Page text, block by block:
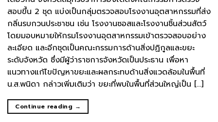
สอบขึ้น 2 ชุด แบ่งเป็นกลุ่มตรวจสอบโรงงานอุตสาหกรรมที่ส่ง
กลิ่นรบกวนประชาชน เช่น โรงงานซอสและโรงงานชิ้นส่วนสัตว์
โดยมอบหมายให้กรมโรงงานอุตสาหกรรมเข้าตรวจสอบอย่าง
ละเอียด และอีกชุดเป็นคณะกรรมการด้านสิ่งปฏิกูลและขยะ
ระดับจังหวัด ซึ่งมีผู้ว่าราชการจังหวัดเป็นประธาน เพื่อหา
แนวทางแก้ไขปัญหาขยะและผลกระทบด้านสิ่งแวดล้อมในพื้นที่
น.ส.พนิดา กล่าวเพิ่มเติมว่า ขยะที่พบในพื้นที่ส่วนใหญ่เป็น […]
Continue reading →